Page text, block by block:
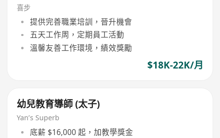
喜步
提供完善職業培訓，晉升機會
五天工作周，定期員工活動
溫馨友善工作環境，績效獎勵
$18K-22K/月
幼兒教育導師 (太子)
Yan’s Superb
底薪 $16,000 起，加教學獎金